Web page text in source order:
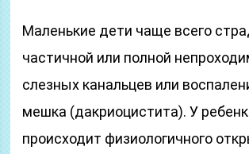
Маленькие дети чаще всего
частичной или полной
слезных канальцев или
мешка (дакриоцистита). У
происходит физиологичного